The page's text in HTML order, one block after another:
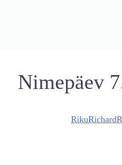
Nimepäev
RikuRichard